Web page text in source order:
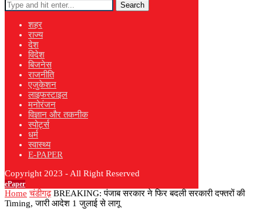
Search
शहर
राज्य
देश
विदेश
बिजनेस
राजनीति
एजुकेशन
लाइफस्टाइल
मनोरंजन
विज्ञान और तकनीक
स्पोर्ट्स
धर्म
स्वास्थ्य
E-PAPER
Copyright 2023 - All Right Reserved
ePaper
Home चंडीगढ़ BREAKING: पंजाब सरकार ने फिर बदली सरकारी दफ्तरों की
Timing, जारी आदेश 1 जुलाई से लागू